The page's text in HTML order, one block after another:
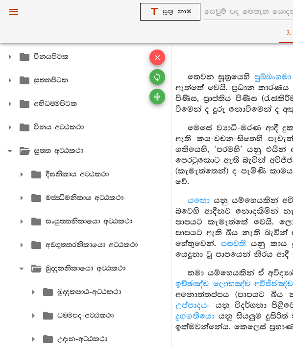
සූත්‍ර නාම
විනයපිටක
සුත‍්තපිටක
අභිධම‍්මපිටක
විනය අට‍්ඨකථා
සුත‍්ත අට‍්ඨකථා
දීඝනිකාය අට‍්ඨකථා
මජ‍්ඣිමනිකාය අට‍්ඨකථා
සංයුත‍්තනිකායො අට‍්ඨකථා
අඞ‍්ගුත‍්තරනිකායො අට‍්ඨකථා
ඛුද‍්දකනිකායො අට‍්ඨකථා
ඛුද‍්දකපාඨ-අට‍්ඨකථා
ධම‍්මපද-අට‍්ඨකථා
උදාන-අට‍්ඨකථා
තෙවන සූත්‍රයෙහි පුබ්බංගමා
ඇත්තේ වෙයි. ප්‍රධාන
පිණිස, ප්‍රාප්තිය පිණිස
වීමෙන් ද දුරු නොවීමෙන් ද
මෙසේ ව්‍යාධි-මරණ ආදී
ඇති කය-වචන-සිතෙහි
ගතියෙහි, ‘පරමහි’ යනු
පෙරටුකොට ඇති බැවින්
(කැමැත්තෙන්) ද පැමිණි
වේ.
යතොයනු යම්හෙයකින්
බවෙහි ආදීනව නොදකිමින්
පාපයට කැමැත්තේ වෙයි.
පාපයට ඇති බිය නැති බැවින්
හේතුවෙන්.පසවති යනු කාය
යෙදුනා වූ පාපයෙන් නිරය
තමා යම්හෙයකින් ඒ
ඉච්ඡඤ්ච ලොභඤ්ච අවිජ්ජඤ්ච
අනොත්තප්පය (පාපයට බිය
උප්පාදයං යනු විදර්ශනා
දුග්ගතියො යනු සියලුම දුසිරිත්
ඉක්මවන්නේය. කෙලෙස්